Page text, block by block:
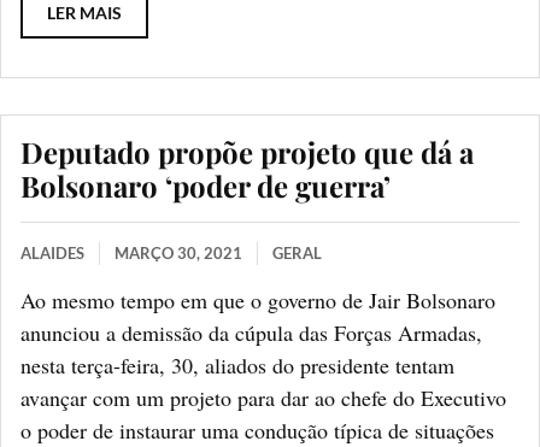
LER MAIS
Deputado propõe projeto que dá a
Bolsonaro ‘poder de guerra’
ALAIDES MARÇO 30, 2021 GERAL
Ao mesmo tempo em que o governo de Jair Bolsonaro
anunciou a demissão da cúpula das Forças Armadas,
nesta terça-feira, 30, aliados do presidente tentam
avançar com um projeto para dar ao chefe do Executivo
o poder de instaurar uma condução típica de situações